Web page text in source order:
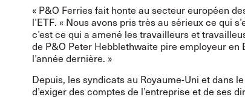
« P&O Ferries fait honte au secteur européen
l’ETF. « Nous avons pris très au sérieux ce qui
c’est ce qui a amené les travailleurs et
de P&O Peter Hebblethwaite pire employeur en
l’année dernière. »
Depuis, les syndicats au Royaume-Uni et dans
d’exiger des comptes de l’entreprise et de ses